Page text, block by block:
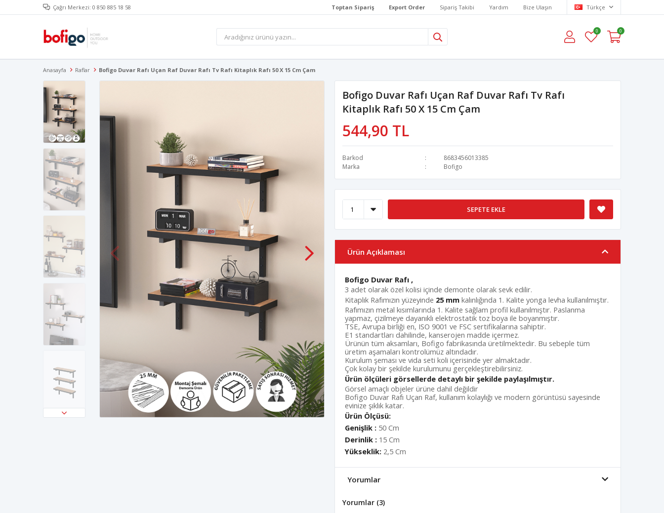
Çağrı Merkezi: 0 850 885 18 58 Toptan Sipariş Export Order Sipariş Takibi Yardım Bize Ulaşın Türkçe
0 0
Anasayfa Raflar Bofigo Duvar Rafı Uçan Raf Duvar Rafı Tv Rafı Kitaplık Rafı 50 X 15 Cm Çam
Bofigo Duvar Rafı Uçan Raf Duvar Rafı Tv Rafı
Kitaplık Rafı 50 X 15 Cm Çam
544,90 TL
Barkod
8683456013385
Marka
Bofigo
SEPETE EKLE
Ürün Açıklaması
Bofigo Duvar Rafı ,
3 adet olarak özel kolisi içinde demonte olarak sevk edilir.
Kitaplık Rafımızın yüzeyinde 25 mm kalınlığında 1. Kalite yonga levha kullanılmıştır.
Rafımızın metal kısımlarında 1. Kalite sağlam profil kullanılmıştır. Paslanma
yapmaz, çizilmeye dayanıklı elektrostatik toz boya ile boyanmıştır.
TSE, Avrupa birliği en, ISO 9001 ve FSC sertifikalarına sahiptir.
E1 standartları dahilinde, kanserojen madde içermez.
Ürünün tüm aksamları, Bofigo fabrikasında üretilmektedir. Bu sebeple tüm
üretim aşamaları kontrolümüz altındadır.
Kurulum şeması ve vida seti koli içerisinde yer almaktadır.
Çok kolay bir şekilde kurulumunu gerçekleştirebilirsiniz.
Ürün ölçüleri görsellerde detaylı bir şekilde paylaşılmıştır.
Görsel amaçlı objeler ürüne dahil değildir
Bofigo Duvar Rafı Uçan Raf, kullanım kolaylığı ve modern görüntüsü sayesinde
evinize şıklık katar.
Ürün Ölçüsü:
Genişlik : 50 Cm
Derinlik : 15 Cm
Yükseklik: 2,5 Cm
Yorumlar
Yorumlar (3)